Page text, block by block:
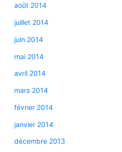
août 2014
juillet 2014
juin 2014
mai 2014
avril 2014
mars 2014
février 2014
janvier 2014
décembre 2013